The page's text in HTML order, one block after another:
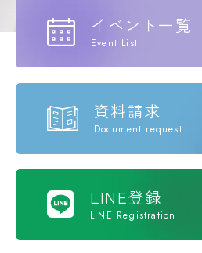
イベント一覧
Event List
資料請求
Document request
LINE登録
LINE Registration